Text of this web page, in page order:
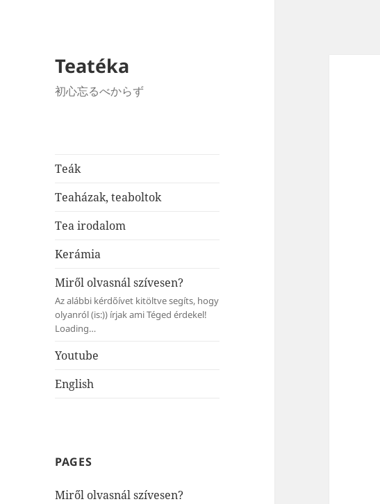
Teatéka
初心忘るべからず
Teák
Teaházak, teaboltok
Tea irodalom
Kerámia
Miről olvasnál szívesen?
Az alábbi kérdőívet kitöltve segíts, hogy
olyanról (is:)) írjak ami Téged érdekel!
Loading…
Youtube
English
PAGES
Miről olvasnál szívesen?